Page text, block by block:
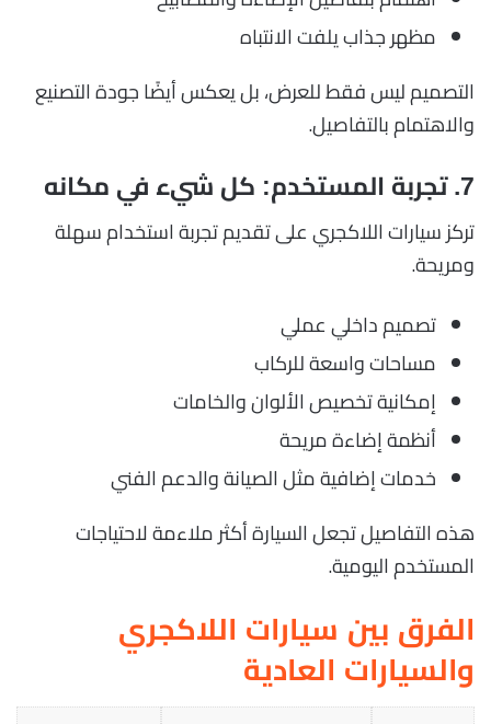
مظهر جذاب يلفت الانتباه
التصميم ليس فقط للعرض، بل يعكس أيضًا جودة التصنيع
والاهتمام بالتفاصيل.
7. تجربة المستخدم: كل شيء في مكانه
تركز سيارات اللاكجري على تقديم تجربة استخدام سهلة
ومريحة.
تصميم داخلي عملي
مساحات واسعة للركاب
إمكانية تخصيص الألوان والخامات
أنظمة إضاءة مريحة
خدمات إضافية مثل الصيانة والدعم الفني
هذه التفاصيل تجعل السيارة أكثر ملاءمة لاحتياجات
المستخدم اليومية.
الفرق بين سيارات اللاكجري
والسيارات العادية